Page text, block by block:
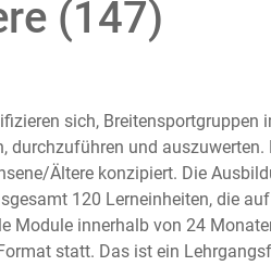
(147)
sich, Breitensportgruppen
durchzuführen und
Ältere konzipiert. Die
120 Lerneinheiten, die
Module innerhalb von 24
statt. Das ist ein